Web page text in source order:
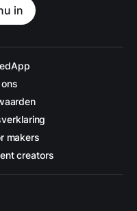
in
makers
creators